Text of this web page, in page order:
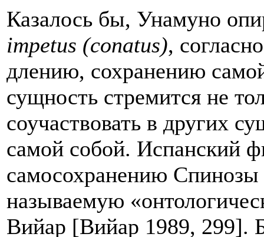
Казалось бы, Унамуно
impetus (conatus),
длению, сохранению
сущность стремится не
соучаствовать в других
самой собой. Испанский
самосохранению
называемую
Вийар [Вийар 1989, 299].